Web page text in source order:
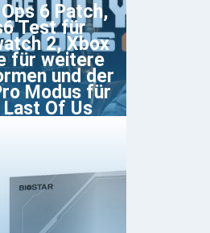
6 Patch,
Test für
2, Xbox
für weitere
und der
Modus für
Last Of Us